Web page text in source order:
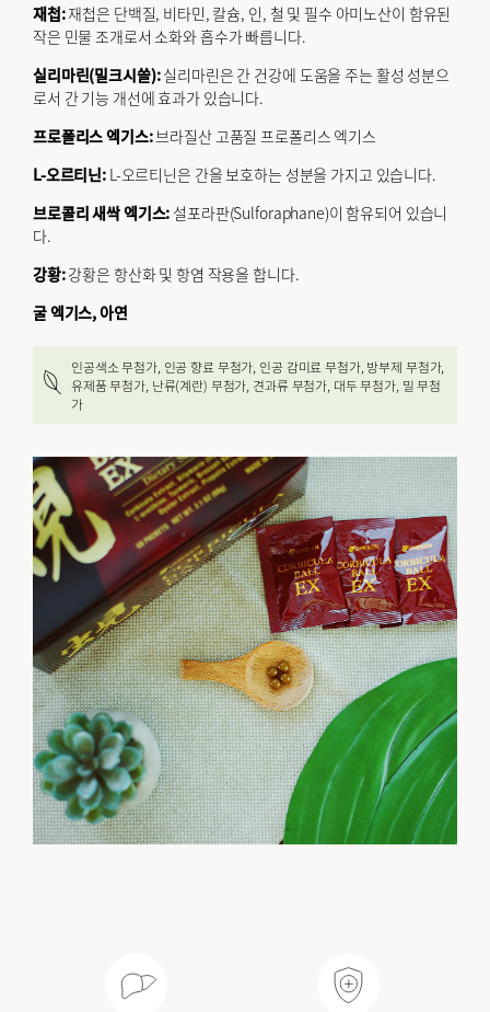
재첩:재첩은 단백질, 비타민, 칼슘, 인, 철 및 필수 아미노산이 함유된
작은 민물 조개로서 소화와 흡수가 빠릅니다.
실리마린(밀크시쓸):실리마린은 간 건강에 도움을 주는 활성 성분으
로서 간 기능 개선에 효과가 있습니다.
프로폴리스 엑기스:브라질산 고품질 프로폴리스 엑기스
L-오르티닌: L-오르티닌은 간을 보호하는 성분을 가지고 있습니다.
브로콜리 새싹 엑기스: 설포라판(Sulforaphane)이 함유되어 있습니
다.
강황:강황은 항산화 및 항염 작용을 합니다.
굴 엑기스, 아연
인공색소 무첨가, 인공 향료 무첨가, 인공 감미료 무첨가, 방부제 무첨가,
유제품 무첨가, 난류(계란) 무첨가, 견과류 무첨가, 대두 무첨가, 밀 무첨
가